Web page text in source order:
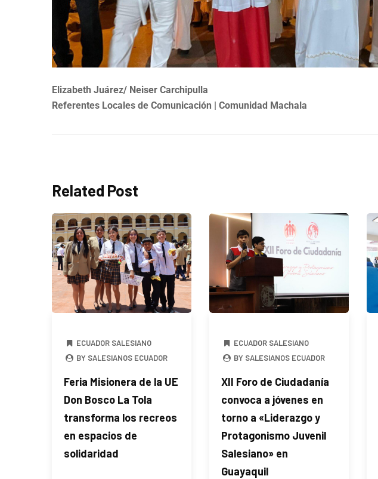
Elizabeth Juárez/ Neiser Carchipulla
Referentes Locales de Comunicación | Comunidad Machala
Related Post
ECUADOR SALESIANO
BY SALESIANOS ECUADOR
Feria Misionera de la UE
Don Bosco La Tola
transforma los recreos
en espacios de
solidaridad
ECUADOR SALESIANO
BY SALESIANOS ECUADOR
XII Foro de Ciudadanía
convoca a jóvenes en
torno a «Liderazgo y
Protagonismo Juvenil
Salesiano» en
Guayaquil